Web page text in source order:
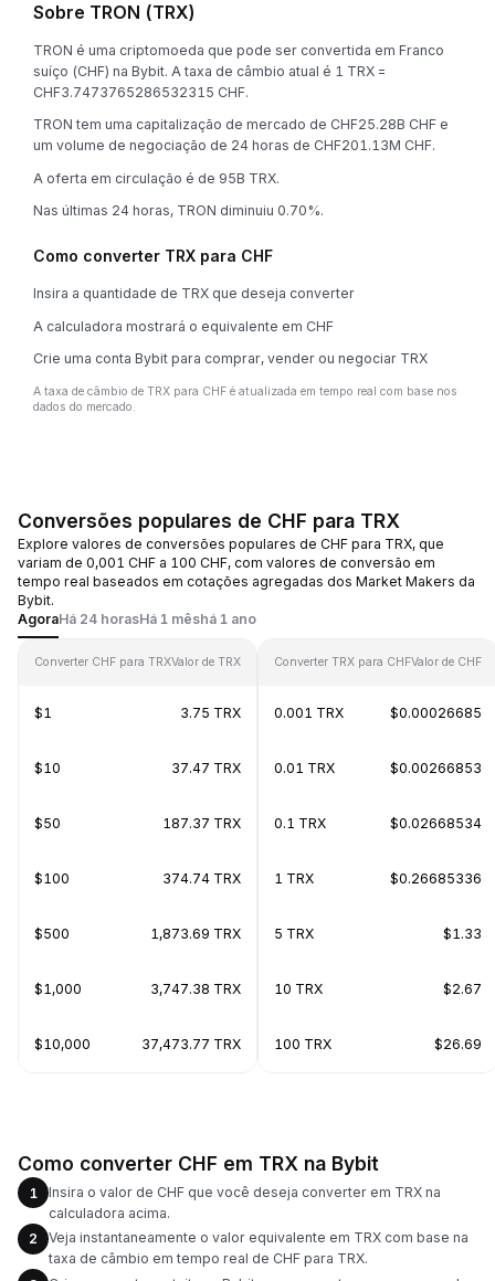
Sobre TRON (TRX)
TRON é uma criptomoeda que pode ser convertida em Franco
suíço (CHF) na Bybit. A taxa de câmbio atual é 1 TRX =
CHF3.7473765286532315 CHF.
TRON tem uma capitalização de mercado de CHF25.28B CHF e
um volume de negociação de 24 horas de CHF201.13M CHF.
A oferta em circulação é de 95B TRX.
Nas últimas 24 horas, TRON diminuiu 0.70%.
Como converter TRX para CHF
Insira a quantidade de TRX que deseja converter
A calculadora mostrará o equivalente em CHF
Crie uma conta Bybit para comprar, vender ou negociar TRX
A taxa de câmbio de TRX para CHF é atualizada em tempo real com base nos
dados do mercado.
Conversões populares de CHF para TRX
Explore valores de conversões populares de CHF para TRX, que
variam de 0,001 CHF a 100 CHF, com valores de conversão em
tempo real baseados em cotações agregadas dos Market Makers da
Bybit.
AgoraHá 24 horasHá 1 mêshá 1 ano
Converter CHF para TRXValor de TRX
$1 3.75 TRX
$10 37.47 TRX
$50 187.37 TRX
$100 374.74 TRX
$500 1,873.69 TRX
$1,000 3,747.38 TRX
$10,000 37,473.77 TRX
Converter TRX para CHFValor de CHF
0.001 TRX $0.00026685
0.01 TRX $0.00266853
0.1 TRX $0.02668534
1 TRX $0.26685336
5 TRX $1.33
10 TRX $2.67
100 TRX $26.69
Como converter CHF em TRX na Bybit
1
Insira o valor de CHF que você deseja converter em TRX na
calculadora acima.
2
Veja instantaneamente o valor equivalente em TRX com base na
taxa de câmbio em tempo real de CHF para TRX.